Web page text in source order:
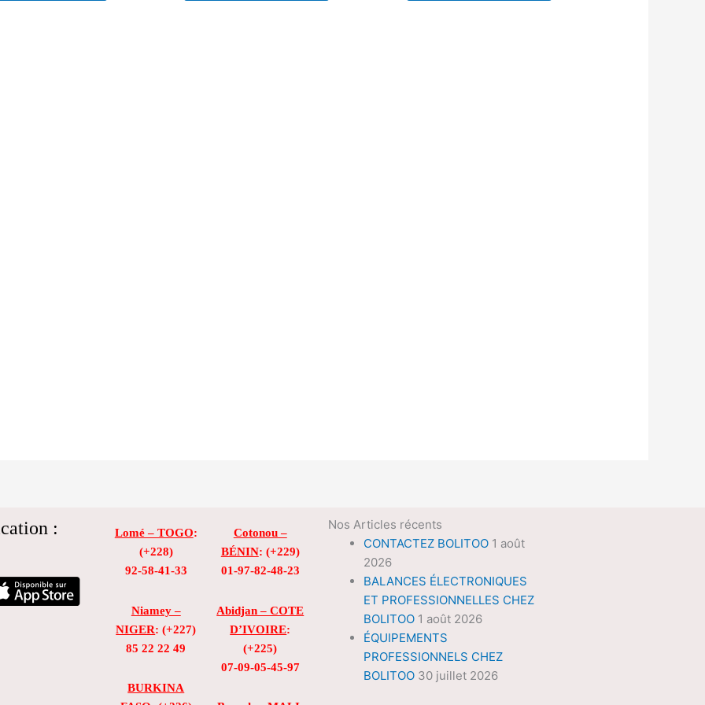
: Lomé – TOGO:
(+228)
92-58-41-33
Niamey –
NIGER: (+227)
85 22 22 49
BURKINA
Cotonou –
BÉNIN: (+229)
01-97-82-48-23
Abidjan – COTE
D’IVOIRE:
(+225)
07-09-05-45-97
Nos Articles récents
CONTACTEZ BOLITOO 1 août
2026
BALANCES ÉLECTRONIQUES
ET PROFESSIONNELLES CHEZ
BOLITOO 1 août 2026
ÉQUIPEMENTS
PROFESSIONNELS CHEZ
BOLITOO 30 juillet 2026